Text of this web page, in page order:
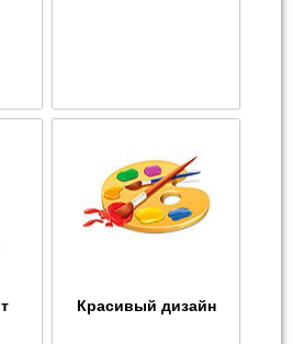
Красивый дизайн